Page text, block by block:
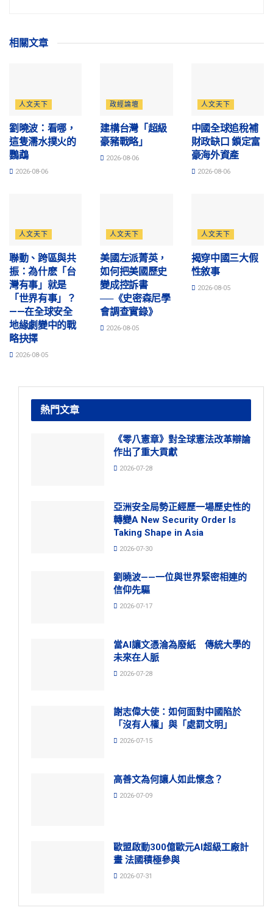
相關文章
人文天下
劉曉波：看哪，
這隻濡水撲火的
鸚鵡
2026-08-06
政經論壇
建構台灣「超級
豪豬戰略」
2026-08-06
人文天下
中國全球追稅補
財政缺口 鎖定富
豪海外資產
2026-08-06
人文天下
聯動、跨區與共
振：為什麽「台
灣有事」就是
「世界有事」？
——在全球安全
地緣劇變中的戰
略抉擇
2026-08-05
人文天下
美國左派菁英，
如何把美國歷史
變成控訴書
──《史密森尼學
會調查實錄》
2026-08-05
人文天下
揭穿中國三大假
性敘事
2026-08-05
熱門文章
《零八憲章》對全球憲法改革辯論
作出了重大貢獻
2026-07-28
亞洲安全局勢正經歷一場歷史性的
轉變A New Security Order Is
Taking Shape in Asia
2026-07-30
劉曉波——一位與世界緊密相連的
信仰先驅
2026-07-17
當AI讓文憑淪為廢紙 傳統大學的
未來在人脈
2026-07-28
謝志偉大使：如何面對中國陷於
「沒有人權」與「處罰文明」
2026-07-15
高善文為何讓人如此懷念？
2026-07-09
歐盟啟動300億歐元AI超級工廠計
畫 法國積極參與
2026-07-31